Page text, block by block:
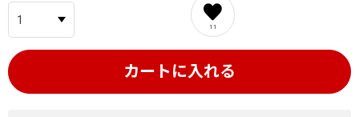
11
カートに入れる